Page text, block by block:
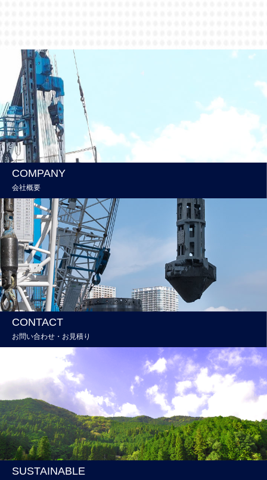
COMPANY
会社概要
CONTACT
お問い合わせ・お見積り
SUSTAINABLE